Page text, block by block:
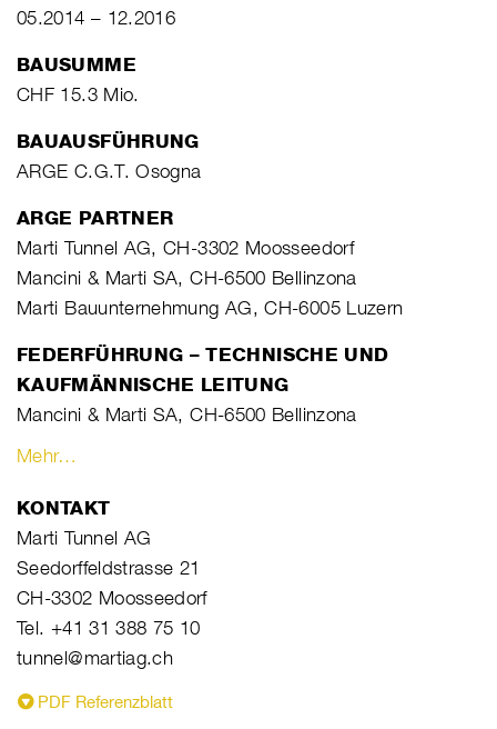
05.2014 – 12.2016
BAUSUMME
CHF 15.3 Mio.
BAUAUSFÜHRUNG
ARGE C.G.T. Osogna
ARGE PARTNER
Marti Tunnel AG, CH-3302 Moosseedorf
Mancini & Marti SA, CH-6500 Bellinzona
Marti Bauunternehmung AG, CH-6005 Luzern
FEDERFÜHRUNG – TECHNISCHE UND
KAUFMÄNNISCHE LEITUNG
Mancini & Marti SA, CH-6500 Bellinzona
Mehr…
KONTAKT
Marti Tunnel AG
Seedorffeldstrasse 21
CH-3302 Moosseedorf
Tel. +41 31 388 75 10
tunnel@martiag.ch
PDF Referenzblatt